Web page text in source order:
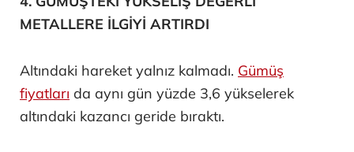
METALLERE İLGİYİ ARTIRDI
Altındaki hareket yalnız kalmadı. Gümüş
fiyatları da aynı gün yüzde 3,6 yükselerek
altındaki kazancı geride bıraktı.